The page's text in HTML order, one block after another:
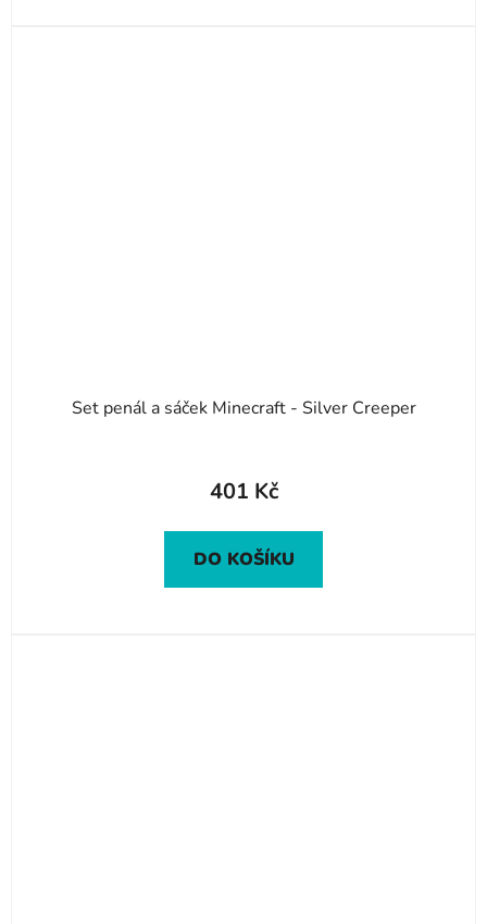
Set penál a sáček Minecraft - Silver Creeper
401 Kč
DO KOŠÍKU